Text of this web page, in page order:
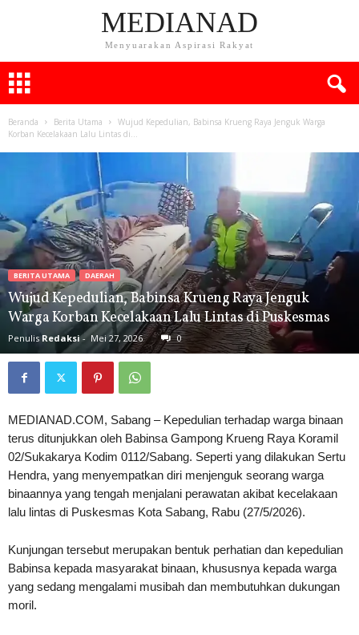
MEDIANAD
Menyuarakan Aspirasi Rakyat
Beranda Berita Utama
Wujud Kepedulian, Babinsa Krueng Raya Jenguk Warga
Korban Kecelakaan Lalu Lintas di...
BERITA UTAMA DAERAH
Wujud Kepedulian, Babinsa Krueng Raya Jenguk
Warga Korban Kecelakaan Lalu Lintas di Puskesmas
Penulis Redaksi- Mei 27, 2026 0
MEDIANAD.COM, Sabang – Kepedulian terhadap warga binaan
terus ditunjukkan oleh Babinsa Gampong Krueng Raya Koramil
02/Sukakarya Kodim 0112/Sabang. Seperti yang dilakukan Sertu
Hendra, yang menyempatkan diri menjenguk seorang warga
binaannya yang tengah menjalani perawatan akibat kecelakaan
lalu lintas di Puskesmas Kota Sabang, Rabu (27/5/2026).
Kunjungan tersebut merupakan bentuk perhatian dan kepedulian
Babinsa kepada masyarakat binaan, khususnya kepada warga
yang sedang mengalami musibah dan membutuhkan dukungan
moril.